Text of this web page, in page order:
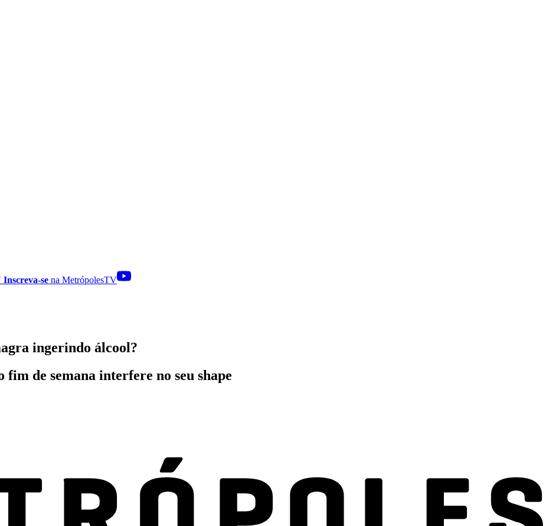
Inscreva-se na MetrópolesTV
ingerindo álcool?
de semana interfere no seu shape